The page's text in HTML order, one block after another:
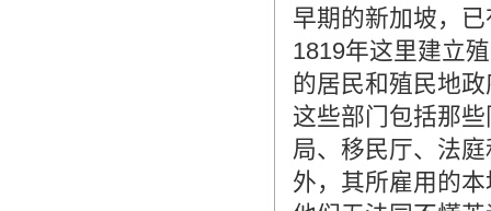
早期的新加坡，
1819年这里建立
的居民和殖民地
这些部门包括那
局、移民厅、法
外，其所雇用的